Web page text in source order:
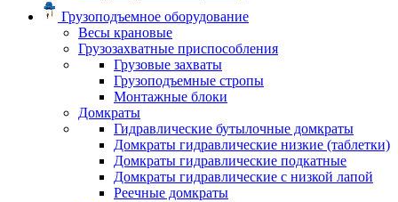
Грузоподъемное оборудование
Весы крановые
Грузозахватные приспособления
Грузовые захваты
Грузоподъемные стропы
Монтажные блоки
Домкраты
Гидравлические бутылочные домкраты
Домкраты гидравлические низкие (таблетки)
Домкраты гидравлические подкатные
Домкраты гидравлические с низкой лапой
Реечные домкраты